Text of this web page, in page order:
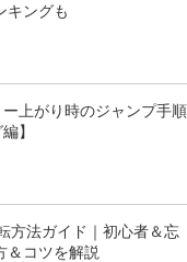
キングも
上がり時のジャンプ手順
】
方法ガイド｜初心者＆忘
＆コツを解説